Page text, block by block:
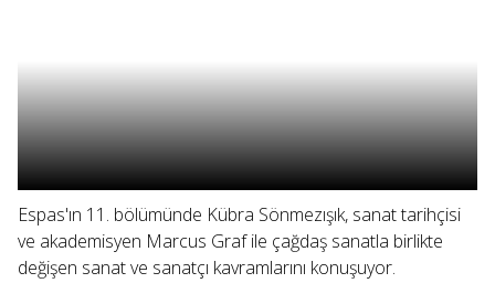
Espas'ın 11. bölümünde Kübra Sönmezışık, sanat tarihçisi
ve akademisyen Marcus Graf ile çağdaş sanatla birlikte
değişen sanat ve sanatçı kavramlarını konuşuyor.